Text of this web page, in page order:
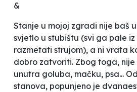
&
Stanje u mojoj zgradi nije baš
svjetlo u stubištu (svi ga pale
razmetati strujom), a ni vrata
dobro zatvoriti. Zbog toga,
unutra goluba, mačku, psa...
stanova, popunjeno je